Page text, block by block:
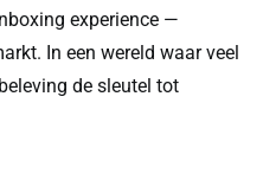
experience —
In een wereld waar veel
de sleutel tot